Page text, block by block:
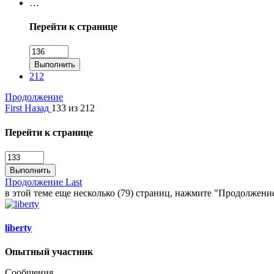
…
Перейти к странице
Выполнить
212
Продолжение
First Назад 133 из 212
Перейти к странице
Выполнить
Продолжение Last
в этой теме еще несколько (79) страниц, нажмите
liberty
Опытный участник